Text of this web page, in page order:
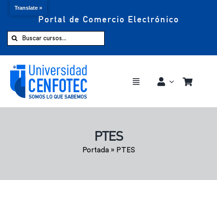
Portal de Comercio Electrónico
Buscar:
Toggle
Comprar ahora
PTES
Portada» PTES
Translate »